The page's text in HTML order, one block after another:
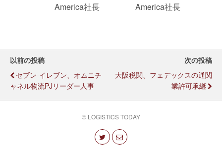
America社長
America社長
以前の投稿
セブン-イレブン、オムニチ
ャネル物流PJリーダー人事
次の投稿
大阪税関、フェデックスの通関
業許可承継
© LOGISTICS TODAY